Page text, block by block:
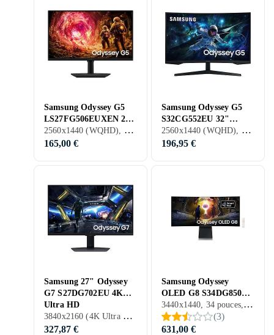
Samsung Odyssey G5
LS27FG506EUXEN 27"
Gaming QHD 180Hz 2560x1440 (WQHD), 27 pouces, LCD, 180 Hz
165,00 €
Samsung Odyssey G5
S32CG552EU 32"
Curved Gaming QHD
165Hz
2560x1440 (WQHD), 32 pouces, LCD, 165 Hz
196,95 €
Samsung 27" Odyssey
G7 S27DG702EU 4K
Ultra HD
3840x2160 (4K Ultra HD), 27 pouces, LCD, 144 Hz
327,87 €
Samsung Odyssey
OLED G8 S34DG850
34" UWQHD
3440x1440, 34 pouces, OLED, 175 Hz
(3)
631,00 €